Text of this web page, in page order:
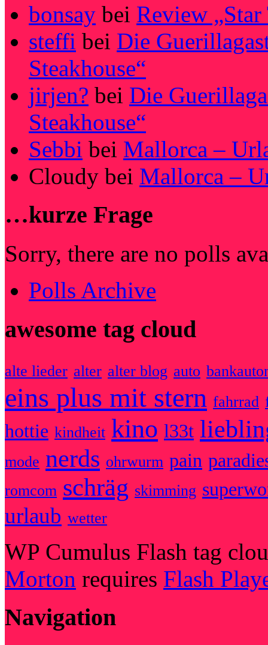
bonsay bei Review „Star
steffi bei Die
Steakhouse“
jirjen? bei Die
Steakhouse“
Sebbi bei Mallorca –
Cloudy bei Mallorca –
…kurze Frage
Sorry, there are no polls
Polls Archive
awesome tag cloud
alte lieder alter alter blog auto
eins plus mit stern fahrrad
hottie kindheit kino l33t
mode nerds ohrwurm pain
romcom schräg skimming
urlaub wetter
WP Cumulus Flash tag
Morton requires Flash
Navigation